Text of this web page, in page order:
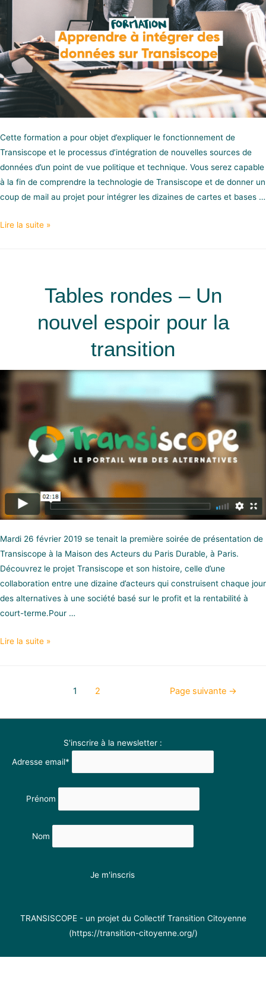
Cette formation a pour objet d’expliquer le fonctionnement de
Transiscope et le processus d’intégration de nouvelles sources de
données d’un point de vue politique et technique. Vous serez capable
à la fin de comprendre la technologie de Transiscope et de donner un
coup de mail au projet pour intégrer les dizaines de cartes et bases …
Lire la suite »
Tables rondes – Un
nouvel espoir pour la
transition
Mardi 26 février 2019 se tenait la première soirée de présentation de
Transiscope à la Maison des Acteurs du Paris Durable, à Paris.
Découvrez le projet Transiscope et son histoire, celle d’une
collaboration entre une dizaine d’acteurs qui construisent chaque jour
des alternatives à une société basé sur le profit et la rentabilité à
court-terme.Pour …
Lire la suite »
1 2 Page suivante →
S'inscrire à la newsletter :
Adresse email*
Prénom
Nom
TRANSISCOPE - un projet du Collectif Transition Citoyenne
(https://transition-citoyenne.org/)